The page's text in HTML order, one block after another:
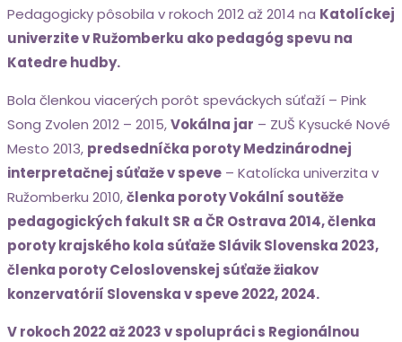
Pedagogicky pôsobila v rokoch 2012 až 2014 na Katolíckej
univerzite v Ružomberku ako pedagóg spevu na
Katedre hudby.
Bola členkou viacerých porôt speváckych súťaží – Pink
Song Zvolen 2012 – 2015,Vokálna jar – ZUŠ Kysucké Nové
Mesto 2013, predsedníčka poroty Medzinárodnej
interpretačnej súťaže v speve – Katolícka univerzita v
Ružomberku 2010,členka poroty Vokální soutěže
pedagogických fakult SR a ČR Ostrava 2014, členka
poroty krajského kola súťaže Slávik Slovenska 2023,
členka poroty Celoslovenskej súťaže žiakov
konzervatórií Slovenska v speve 2022, 2024.
V rokoch 2022 až 2023 v spolupráci s Regionálnou